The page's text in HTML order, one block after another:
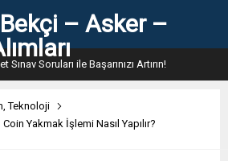
Sınav Soruları ile Başarınızı Artırın!
,Teknoloji
Yakmak İşlemi Nasıl Yapılır?